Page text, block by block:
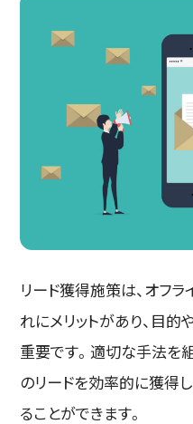
リード獲得施策は、オフ
れにメリットがあり、目
重要です。適切な手法を
のリードを効率的に獲得
ることができます。